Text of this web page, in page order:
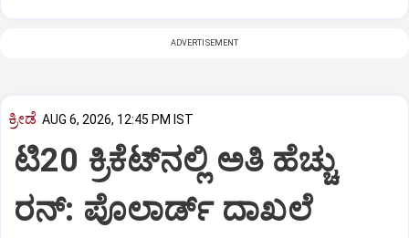
ADVERTISEMENT
ಕ್ರೀಡೆ AUG 6, 2026, 12:45 PM IST
ಟಿ20 ಕ್ರಿಕೆಟ್‌ನಲ್ಲಿ ಅತಿ ಹೆಚ್ಚು
ರನ್: ಪೊಲಾರ್ಡ್ ದಾಖಲೆ